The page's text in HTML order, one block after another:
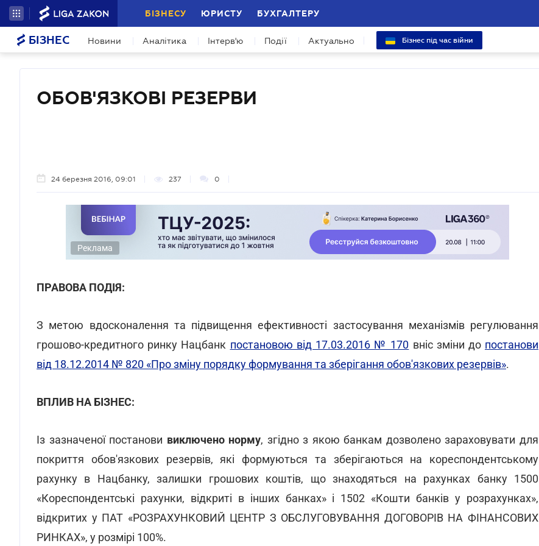
БІЗНЕСУ ЮРИСТУ БУХГАЛТЕРУ
БІЗНЕС Новини Аналітика Інтерв'ю Події Актуально Бізнес під час війни
ОБОВ'ЯЗКОВІ РЕЗЕРВИ
24 березня 2016, 09:01 237 0
Реклама
ПРАВОВА ПОДІЯ:
З метою вдосконалення та підвищення ефективності застосування механізмів регулювання
грошово-кредитного ринку Нацбанк постановою від 17.03.2016 № 170 вніс зміни до постанови
від 18.12.2014 № 820 «Про зміну порядку формування та зберігання обов'язкових резервів».
ВПЛИВ НА БІЗНЕС:
Із зазначеної постанови виключено норму, згідно з якою банкам дозволено зараховувати для
покриття обов'язкових резервів, які формуються та зберігаються на кореспондентському
рахунку в Нацбанку, залишки грошових коштів, що знаходяться на рахунках банку 1500
«Кореспондентські рахунки, відкриті в інших банках» і 1502 «Кошти банків у розрахунках»,
відкритих у ПАТ «РОЗРАХУНКОВИЙ ЦЕНТР З ОБСЛУГОВУВАННЯ ДОГОВОРІВ НА ФІНАНСОВИХ
РИНКАХ», у розмірі 100%.